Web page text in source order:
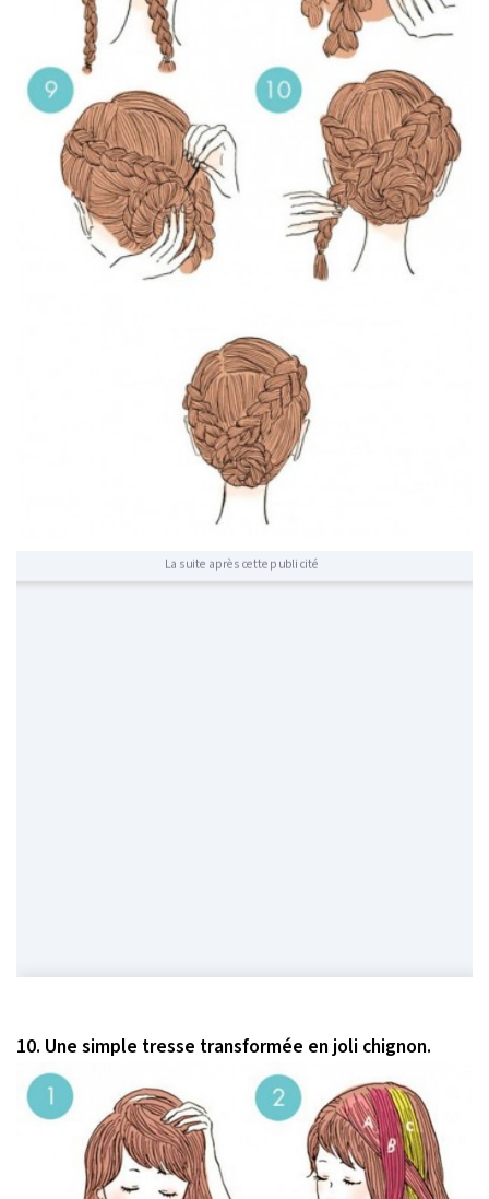
La suite après cette publicité
10. Une simple tresse transformée en joli chignon.